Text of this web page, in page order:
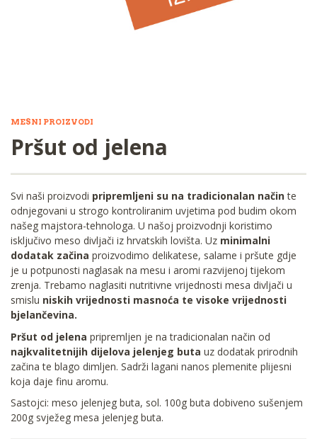
MESNI PROIZVODI
Pršut od jelena
Svi naši proizvodi pripremljeni su na tradicionalan načinte
odnjegovani u strogo kontroliranim uvjetima pod budim okom
našeg majstora-tehnologa. U našoj proizvodnji koristimo
isključivo meso divljači iz hrvatskih lovišta. Uz minimalni
dodatak začina proizvodimo delikatese, salame i pršute gdje
je u potpunosti naglasak na mesu i aromi razvijenoj tijekom
zrenja. Trebamo naglasiti nutritivne vrijednosti mesa divljači u
smislu niskih vrijednosti masnoća te visoke vrijednosti
bjelančevina.
Pršut od jelena pripremljen je na tradicionalan način od
najkvalitetnijih dijelova jelenjeg buta uz dodatak prirodnih
začina te blago dimljen. Sadrži lagani nanos plemenite plijesni
koja daje finu aromu.
Sastojci: meso jelenjeg buta, sol. 100g buta dobiveno sušenjem
200g svježeg mesa jelenjeg buta.